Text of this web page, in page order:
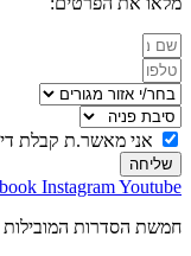
אני מאשר.ת קבלת
שליחה
InstagramYoutube
חמשת הסדרות המובילות